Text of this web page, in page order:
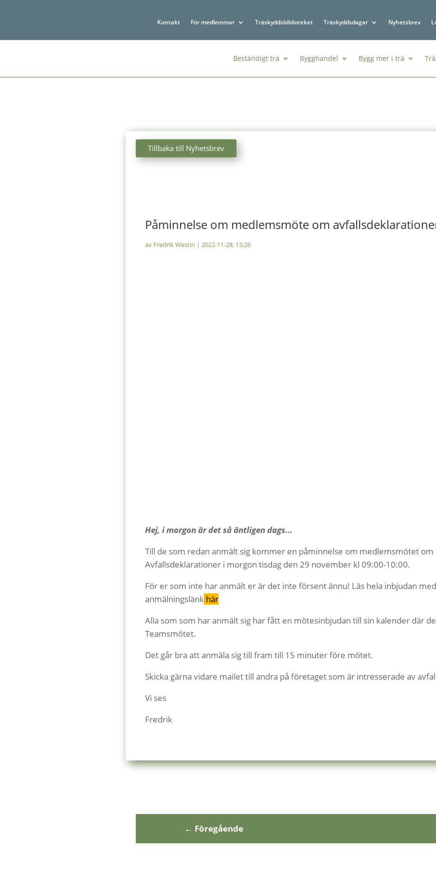
Kontakt För medlemmar Träskyddsbiblioteket Träskyddsdagar Nyhetsbrev
Beständigt trä Bygghandel Bygg mer i trä
Tillbaka till Nyhetsbrev
Påminnelse om medlemsmöte om
av Fredrik Westin | 2022-11-28, 13:26
Hej, i morgon är det så äntligen dags...
Till de som redan anmält sig kommer en påminnelse om medlemsmötet om
Avfallsdeklarationer i morgon tisdag den 29 november kl 09:00-10:00.
För er som inte har anmält er är det inte försent ännu! Läs hela inbjudan
anmälningslänk här
Alla som som har anmält sig har fått en mötesinbjudan till sin kalender där
Teamsmötet.
Det går bra att anmäla sig till fram till 15 minuter före mötet.
Skicka gärna vidare mailet till andra på företaget som är intresserade av
Vi ses
Fredrik
← Föregående